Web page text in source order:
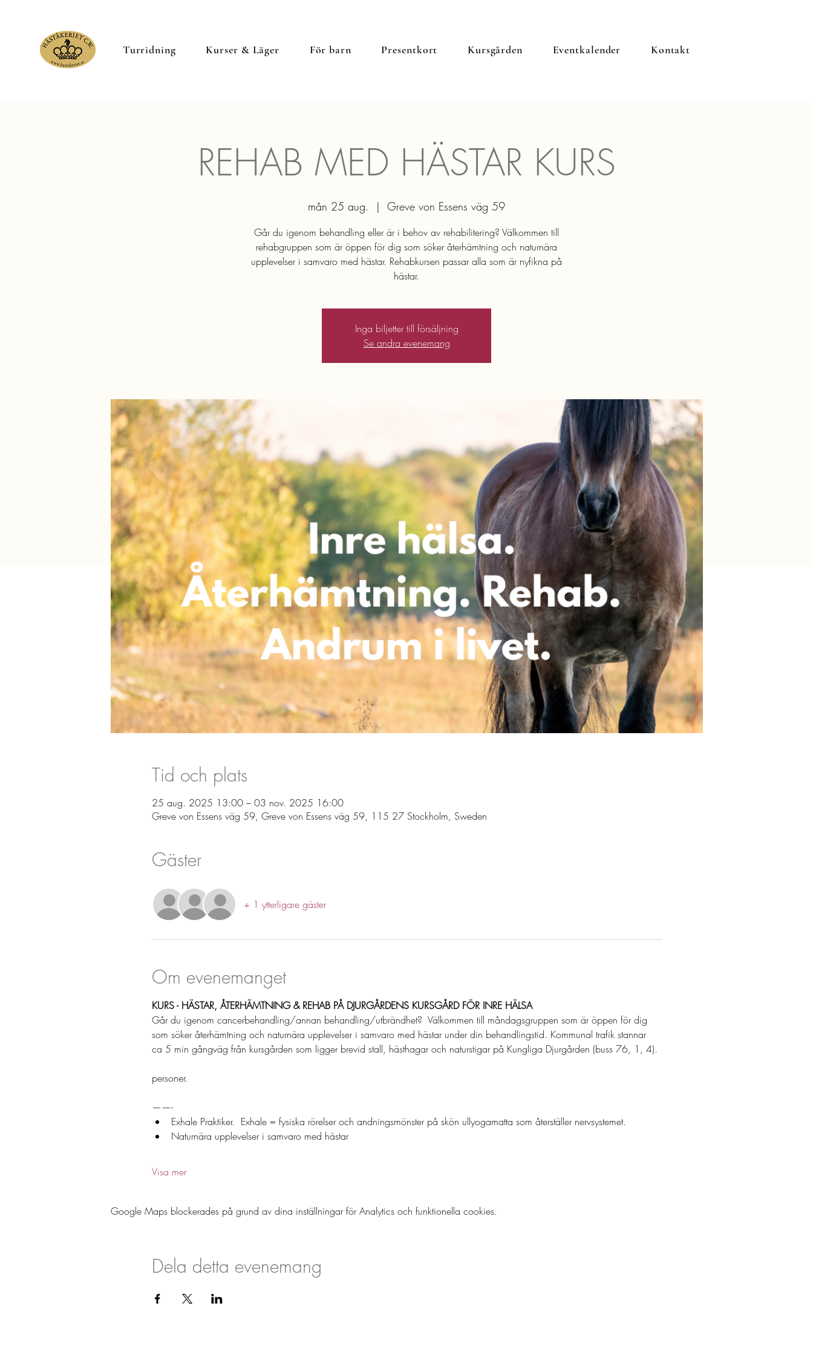
Turridning Kurser & Läger För barn Presentkort Kursgården Eventkalender Kontakt
REHAB MED HÄSTAR KURS
mån 25 aug.
  |
Greve von Essens väg 59
Går du igenom behandling eller är i behov av rehabilitering? Välkommen till
rehabgruppen som är öppen för dig som söker återhämtning och naturnära
upplevelser i samvaro med hästar. Rehabkursen passar alla som är nyfikna på
hästar.
Inga biljetter till försäljning
Se andra evenemang
Tid och plats
25 aug. 2025 13:00 – 03 nov. 2025 16:00
Greve von Essens väg 59, Greve von Essens väg 59, 115 27 Stockholm, Sweden
Gäster
+ 1 ytterligare gäster
Om evenemanget
KURS - HÄSTAR, ÅTERHÄMTNING & REHAB PÅ DJURGÅRDENS KURSGÅRD FÖR INRE HÄLSA
Går du igenom cancerbehandling/annan behandling/utbrändhet?  Välkommen till måndagsgruppen som är öppen för dig
som söker återhämtning och naturnära upplevelser i samvaro med hästar under din behandlingstid. Kommunal trafik stannar
ca 5 min gångväg från kursgården som ligger brevid stall, hästhagar och naturstigar på Kungliga Djurgården (buss 76, 1, 4).
personer.
——-
Exhale Praktiker.  Exhale = fysiska rörelser och andningsmönster på skön ullyogamatta som återställer nervsystemet.
Naturnära upplevelser i samvaro med hästar
Visa mer
Google Maps blockerades på grund av dina inställningar för Analytics och funktionella cookies.
Dela detta evenemang